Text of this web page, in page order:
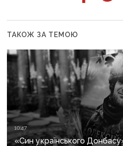
ТАКОЖ ЗА ТЕМОЮ
10:47
«Син українського